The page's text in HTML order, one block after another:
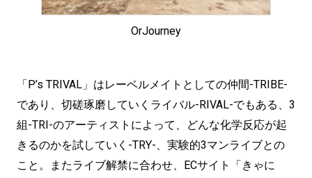
OrJourney
「P’s TRIVAL」はレーベルメイトとしての仲間-TRIBE-
であり、切磋琢磨していくライバル-RIVAL-でもある、3
組-TRI-のアーティストによって、どんな化学反応が起
きるのかを試していく-TRY-、実験的3マンライブとの
こと。またライブ解禁に合わせ、ECサイト「きゃに